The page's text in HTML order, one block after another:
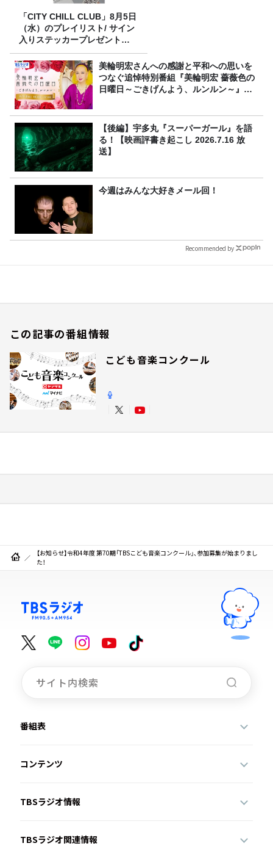
「CITY CHILL CLUB」8月5日
（水）のプレイリスト/ サイン
入りステッカープレゼント有
り
美輪明宏さんへの感謝と平和への思いを
つなぐ追悼特別番組『美輪明宏 薔薇色の
日曜日～ごきげんよう、ルンルン～』
【後編】宇多丸『スーパーガール』を語
る！【映画評書き起こし 2026.7.16 放
送】
今週はみんな大好きメール回！
Recommended by
この記事の番組情報
こども音楽コンクール
【お知らせ】令和4年度 第70期「TBSこども音楽コンクール」、参加募集が始まりまし
た！
番組表
コンテンツ
TBSラジオ情報
TBSラジオ関連情報